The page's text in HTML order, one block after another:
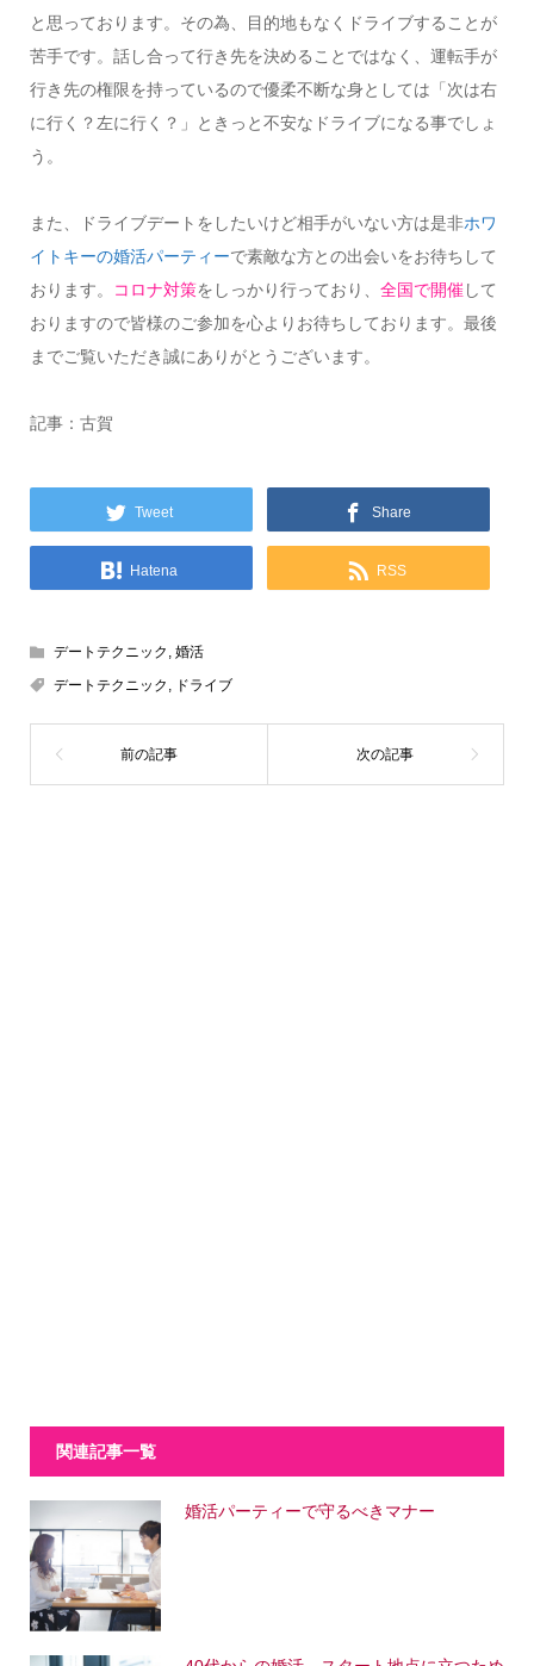
と思っております。その為、目的地もなくドライブすることが
苦手です。話し合って行き先を決めることではなく、運転手が
行き先の権限を持っているので優柔不断な身としては「次は右
に行く？左に行く？」ときっと不安なドライブになる事でしょ
う。
また、ドライブデートをしたいけど相手がいない方は是非ホワ
イトキーの婚活パーティーで素敵な方との出会いをお待ちして
おります。
コロナ対策をしっかり行っており、 全国で開催して
おりますので皆様のご参加を心よりお待ちしております。最後
までご覧いただき誠にありがとうございます。
記事：古賀
Tweet Share
Hatena RSS
デートテクニック , 婚活
デートテクニック , ドライブ
関連記事一覧
婚活パーティーで守るべきマナー